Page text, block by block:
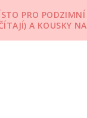
PRO
A KOUSKY